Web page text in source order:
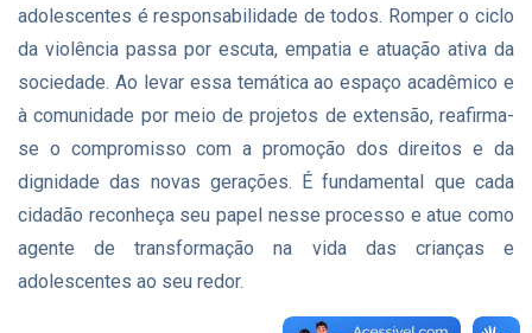
adolescentes é responsabilidade de todos. Romper o ciclo
da violência passa por escuta, empatia e atuação ativa da
sociedade. Ao levar essa temática ao espaço acadêmico e
à comunidade por meio de projetos de extensão, reafirma-
se o compromisso com a promoção dos direitos e da
dignidade das novas gerações. É fundamental que cada
cidadão reconheça seu papel nesse processo e atue como
agente de transformação na vida das crianças e
adolescentes ao seu redor.